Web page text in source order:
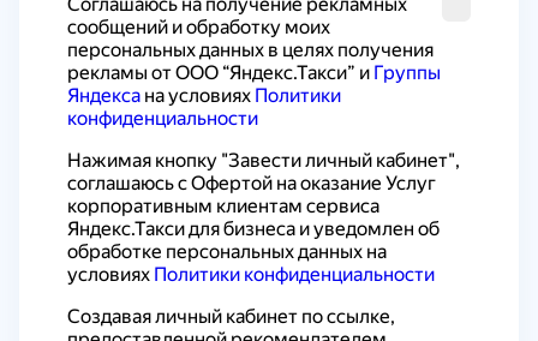
сообщений и обработку моих
персональных данных в целях получения
рекламы от ООО “Яндекс.Такси” и Группы
Яндекса на условиях Политики
конфиденциальности
Нажимая кнопку "Завести личный кабинет",
соглашаюсь с Офертой на оказание Услуг
корпоративным клиентам сервиса
Яндекс.Такси для бизнеса и уведомлен об
обработке персональных данных на
условиях Политики конфиденциальности
Создавая личный кабинет по ссылке,